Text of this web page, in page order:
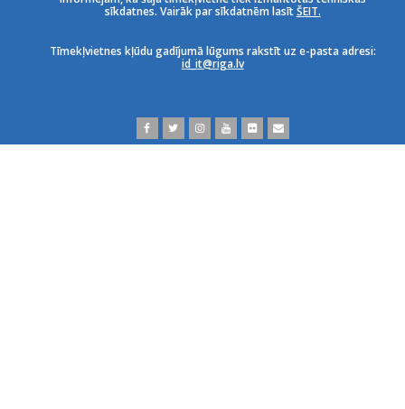
sīkdatnes. Vairāk par sīkdatnēm lasītŠEIT.
Tīmekļvietnes kļūdu gadījumā lūgums rakstīt uz e-pasta adresi:
id_it@riga.lv